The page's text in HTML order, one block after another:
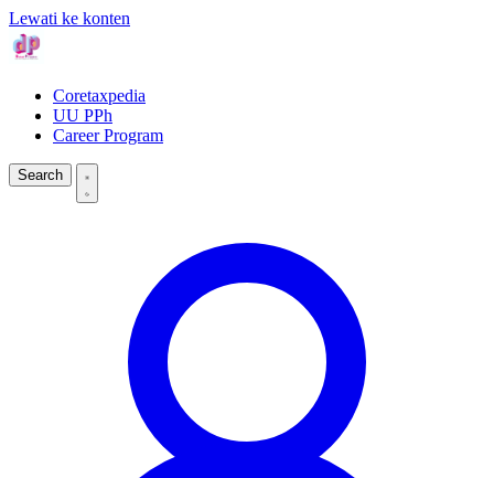
Lewati ke konten
Coretaxpedia
UU PPh
Career Program
Search